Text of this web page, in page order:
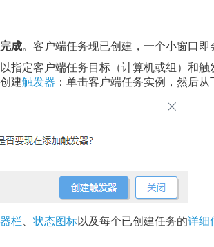
完成。客户端任务现已创建，一个小窗口即
以指定客户端任务目标（计算机或组）和触
建触发器 ：单击客户端任务实例，然后
栏、 状态图标以及每个已创建任务的详细